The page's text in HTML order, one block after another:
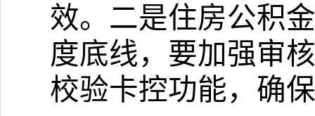
效。 二是住房公积
度底线， 要加强审
校验卡控功能，确